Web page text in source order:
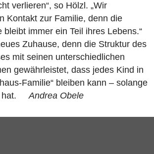
verlieren“, so Hölzl. „Wir
Kontakt zur Familie, denn die
bleibt immer ein Teil ihres Lebens.“
Zuhause, denn die Struktur des
mit seinen unterschiedlichen
gewährleistet, dass jedes Kind in
Familie“ bleiben kann – solange
hat.Andrea Obele